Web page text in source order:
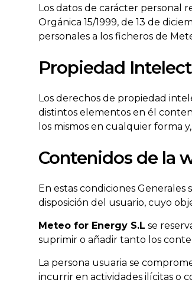
Los datos de carácter personal
Orgánica 15/1999, de 13 de
personales a los ficheros de
Propiedad
Los derechos de propiedad
distintos elementos en él
los mismos en cualquier forma
Contenidos de la
En estas condiciones
disposición del usuario, cuyo
Meteo for Energy S.L se
suprimir o añadir tanto los
La persona usuaria se
incurrir en actividades ilícitas o